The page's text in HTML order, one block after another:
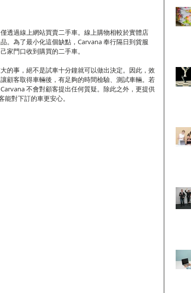
透過線上網站買賣二手車。線上購物相較於實體店
。為了最小化這個缺點，Carvana 奉行隔日到貨服
家門口收到購買的二手車。
的事，絕不是試車十分鐘就可以做出決定。因此，效
顧客取得車輛後，有足夠的時間檢驗、測試車輛。若
不會對顧客提出任何質疑。除此之外，更提供
能對下訂的車更安心。